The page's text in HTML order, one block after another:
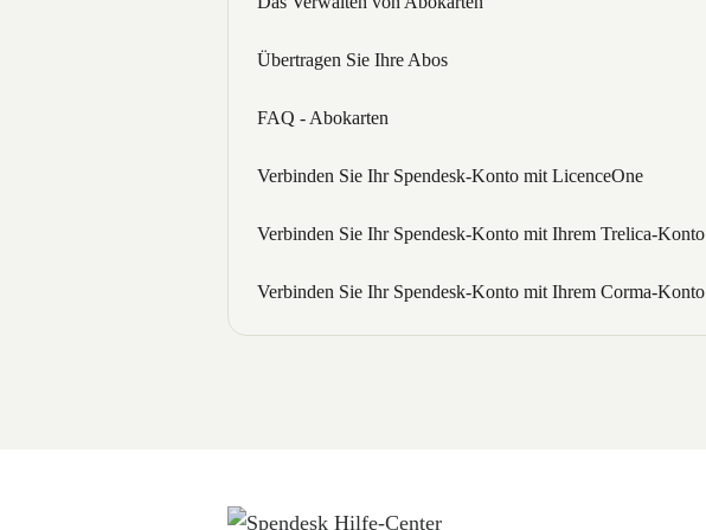
Übertragen Sie Ihre Abos
FAQ - Abokarten
Verbinden Sie Ihr Spendesk-Konto mit LicenceOne
Verbinden Sie Ihr Spendesk-Konto mit Ihrem Trelica-Konto
Verbinden Sie Ihr Spendesk-Konto mit Ihrem Corma-Konto